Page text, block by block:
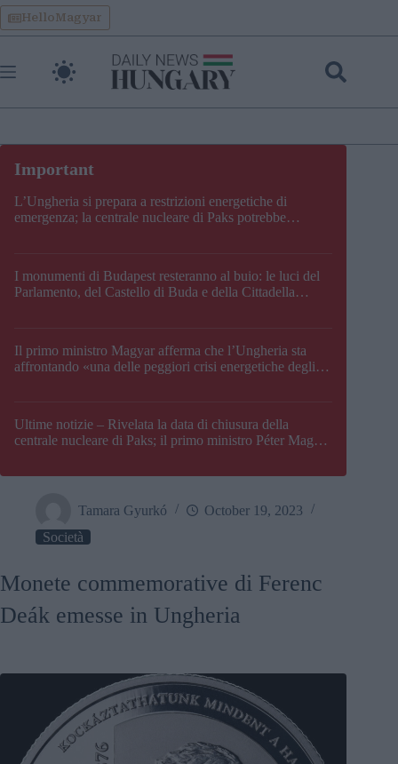
Skip
to
content
HelloMagyar
L’Ungheria si prepara a restrizioni energetiche di
emergenza; la centrale nucleare di Paks potrebbe
I monumenti di Budapest resteranno al buio: le luci del
Parlamento, del Castello di Buda e della Cittadella
Il primo ministro Magyar afferma che l’Ungheria sta
affrontando «una delle peggiori crisi energetiche degli
Ultime notizie – Rivelata la data di chiusura della
centrale nucleare di Paks; il primo ministro Péter Magyar
Tamara Gyurkó
October 19, 2023
Società
Monete commemorative di Ferenc
Deák emesse in Ungheria